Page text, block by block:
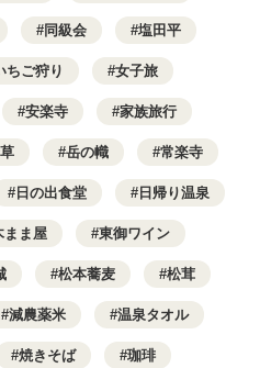
同級会 塩田平
ちご狩り 女子旅
安楽寺 家族旅行
岳の幟 常楽寺
日の出食堂 日帰り温泉
まま屋 東御ワイン
松本蕎麦 松茸
減農薬米 温泉タオル
焼きそば 珈琲